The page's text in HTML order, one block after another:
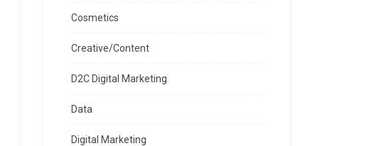
Cosmetics
Creative/Content
D2C Digital Marketing
Data
Digital Marketing